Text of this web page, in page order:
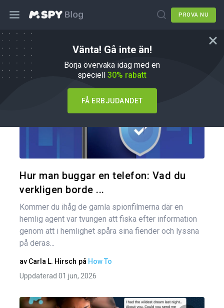
PROVA NU
Vänta! Gå inte än!
Börja övervaka idag med en
speciell 30% rabatt
FÅ ERBJUDANDET
Hur du gör
Hur man buggar en telefon: Vad du
verkligen borde ...
Kommer du ihåg de gamla spionfilmerna där en
hemlig agent var tvungen att fiska efter information
genom att i hemlighet spåra sina fiender och lyssna
på deras...
av Carla L. Hirsch på How To
Uppdaterad 01 jun, 2026